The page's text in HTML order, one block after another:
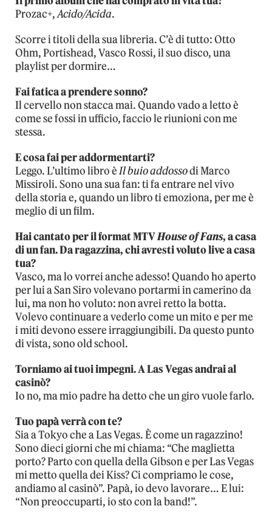
Prozac+,Acido/Acida.
Scorre i titoli della sua libreria. C’è di tutto: Otto
Ohm, Portishead, Vasco Rossi, il suo disco, una
playlist per dormire…
Fai fatica a prendere sonno?
Il cervello non stacca mai. Quando vado a letto è
come se fossi in ufficio, faccio le riunioni con me
stessa.
E cosa fai per addormentarti?
Leggo. L’ultimo libro èIl buio addossodi Marco
Missiroli. Sono una sua fan: ti fa entrare nel vivo
della storia e, quando un libro ti emoziona, per me è
meglio di un film.
Hai cantato per il format MTVHouse of Fans, a casa
di un fan. Da ragazzina, chi avresti voluto live a casa
tua?
Vasco, ma lo vorrei anche adesso! Quando ho aperto
per lui a San Siro volevano portarmi in camerino da
lui, ma non ho voluto: non avrei retto la botta.
Volevo continuare a vederlo come un mito e per me
i miti devono essere irraggiungibili. Da questo punto
di vista, sono old school.
Torniamo ai tuoi impegni. A Las Vegas andrai al
casinò?
Io no, ma mio padre ha detto che un giro vuole farlo.
Tuo papà verrà con te?
Sia a Tokyo che a Las Vegas. È come un ragazzino!
Sono dieci giorni che mi chiama: “Che maglietta
porto? Parto con quella della Gibson e per Las Vegas
mi metto quella dei Kiss? Ci compriamo le cose,
andiamo al casinò”. Papà, io devo lavorare… E lui:
“Non preoccuparti, io sto con la band!”.